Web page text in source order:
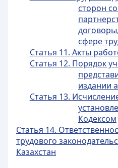
сторон
сфере
Статья 11. Акты
Статья 12. Порядок
издании
Статья 13.
Кодексом
Статья 14.
трудового
Казахстан